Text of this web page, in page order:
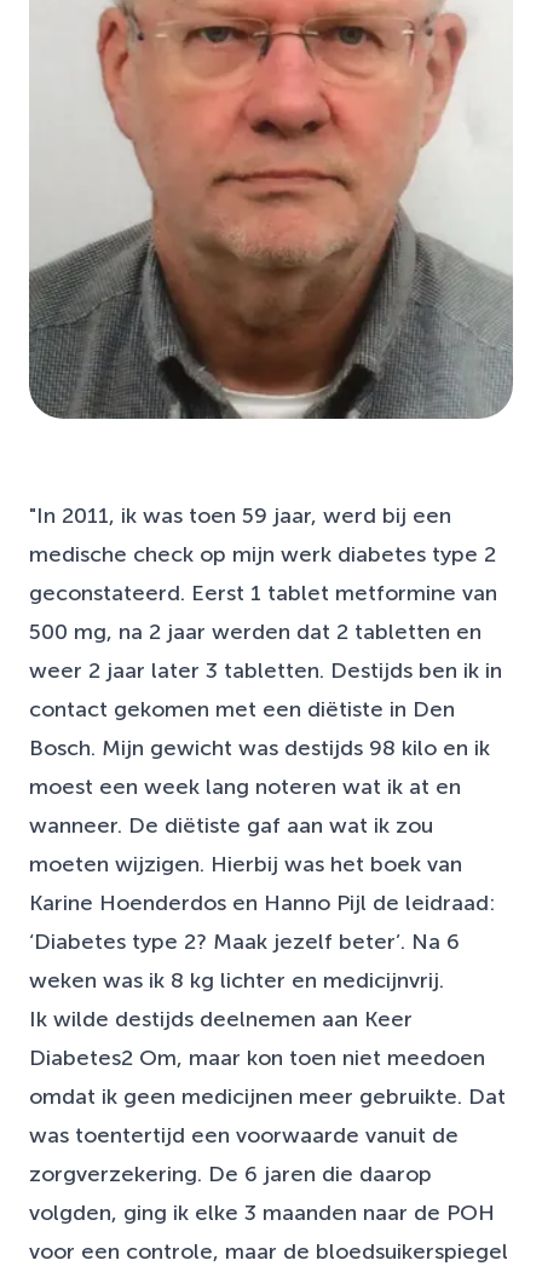
"In 2011, ik was toen 59 jaar, werd bij een
medische check op mijn werk diabetes type 2
geconstateerd. Eerst 1 tablet metformine van
500 mg, na 2 jaar werden dat 2 tabletten en
weer 2 jaar later 3 tabletten. Destijds ben ik in
contact gekomen met een diëtiste in Den
Bosch. Mijn gewicht was destijds 98 kilo en ik
moest een week lang noteren wat ik at en
wanneer. De diëtiste gaf aan wat ik zou
moeten wijzigen. Hierbij was het boek van
Karine Hoenderdos en Hanno Pijl de leidraad:
‘Diabetes type 2? Maak jezelf beter’. Na 6
weken was ik 8 kg lichter en medicijnvrij.
Ik wilde destijds deelnemen aan Keer
Diabetes2 Om, maar kon toen niet meedoen
omdat ik geen medicijnen meer gebruikte. Dat
was toentertijd een voorwaarde vanuit de
zorgverzekering. De 6 jaren die daarop
volgden, ging ik elke 3 maanden naar de POH
voor een controle, maar de bloedsuikerspiegel